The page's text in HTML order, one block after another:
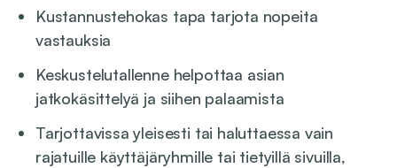
Kustannustehokas tapa tarjota nopeita
vastauksia
Keskustelutallenne helpottaa asian
jatkokäsittelyä ja siihen palaamista
Tarjottavissa yleisesti tai haluttaessa vain
rajatuille käyttäjäryhmille tai tietyillä sivuilla,